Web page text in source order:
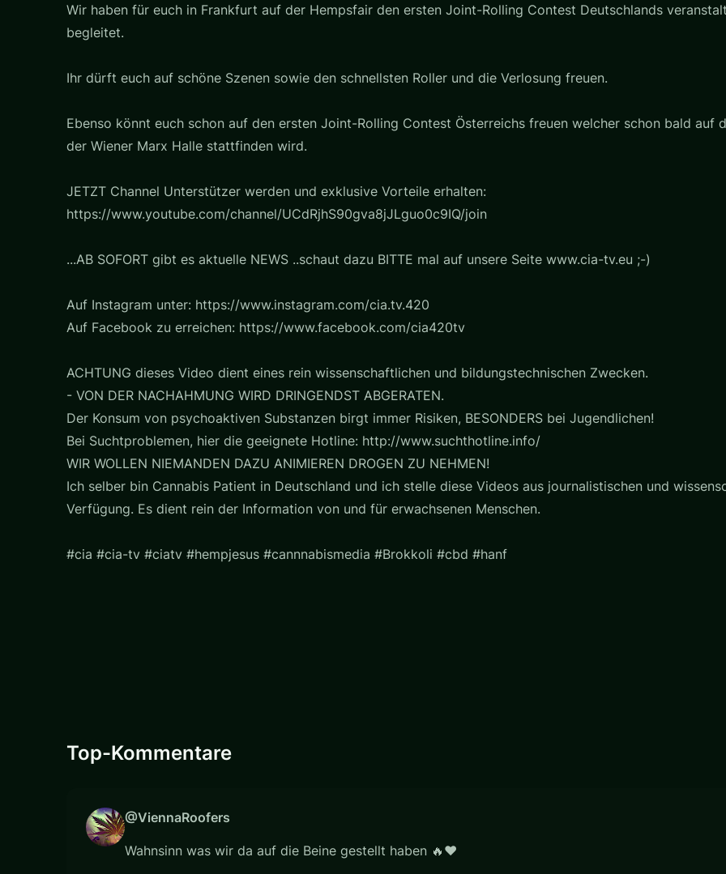
Wir haben für euch in Frankfurt auf der Hempsfair den ersten Joint-Rolling Contest Deutschlands
begleitet.
Ihr dürft euch auf schöne Szenen sowie den schnellsten Roller und die Verlosung freuen.
Ebenso könnt euch schon auf den ersten Joint-Rolling Contest Österreichs freuen welcher schon bald auf
der Wiener Marx Halle stattfinden wird.
JETZT Channel Unterstützer werden und exklusive Vorteile erhalten:
https://www.youtube.com/channel/UCdRjhS90gva8jJLguo0c9IQ/join
...AB SOFORT gibt es aktuelle NEWS ..schaut dazu BITTE mal auf unsere Seite www.cia-tv.eu ;-)
Auf Instagram unter: https://www.instagram.com/cia.tv.420
Auf Facebook zu erreichen: https://www.facebook.com/cia420tv
ACHTUNG dieses Video dient eines rein wissenschaftlichen und bildungstechnischen Zwecken.
- VON DER NACHAHMUNG WIRD DRINGENDST ABGERATEN.
Der Konsum von psychoaktiven Substanzen birgt immer Risiken, BESONDERS bei Jugendlichen!
Bei Suchtproblemen, hier die geeignete Hotline: http://www.suchthotline.info/
WIR WOLLEN NIEMANDEN DAZU ANIMIEREN DROGEN ZU NEHMEN!
Ich selber bin Cannabis Patient in Deutschland und ich stelle diese Videos aus journalistischen und
Verfügung. Es dient rein der Information von und für erwachsenen Menschen.
#cia #cia-tv #ciatv #hempjesus #cannnabismedia #Brokkoli #cbd #hanf
Top-Kommentare
@ViennaRoofers
Wahnsinn was wir da auf die Beine gestellt haben 🔥♥️